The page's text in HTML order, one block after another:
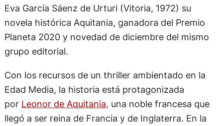
Eva García Sáenz de Urturi (Vitoria, 1972) su
novela histórica Aquitania, ganadora del Premio
Planeta 2020 y novedad de diciembre del mismo
grupo editorial.
Con los recursos de un thriller ambientado en la
Edad Media, la historia está protagonizada
por Leonor de Aquitania, una noble francesa que
llegó a ser reina de Francia y de Inglaterra. En la